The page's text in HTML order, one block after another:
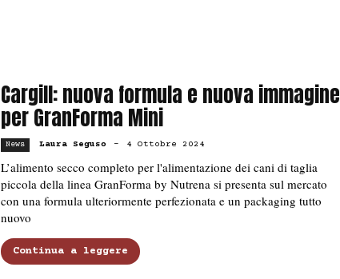
Cargill: nuova formula e nuova immagine
per GranForma Mini
News Laura Seguso - 4 Ottobre 2024
L’alimento secco completo per l'alimentazione dei cani di taglia
piccola della linea GranForma by Nutrena si presenta sul mercato
con una formula ulteriormente perfezionata e un packaging tutto
nuovo
Continua a leggere